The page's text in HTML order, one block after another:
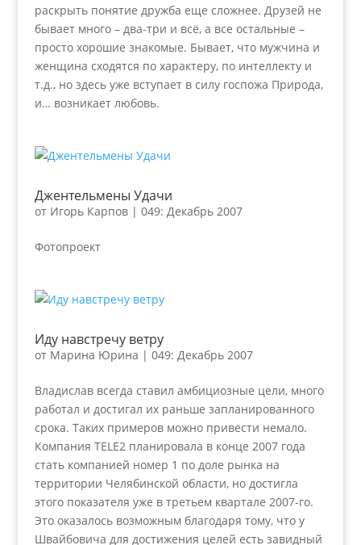
раскрыть понятие дружба еще сложнее. Друзей не
бывает много – два-три и всё, а все остальные –
просто хорошие знакомые. Бывает, что мужчина и
женщина сходятся по характеру, по интеллекту и
т.д., но здесь уже вступает в силу госпожа Природа,
и… возникает любовь.
Джентельмены Удачи
от Игорь Карпов| 049: Декабрь 2007
Фотопроект
Иду навстречу ветру
от Марина Юрина | 049: Декабрь 2007
Владислав всегда ставил амбициозные цели, много
работал и достигал их раньше запланированного
срока. Таких примеров можно привести немало.
Компания TELE2 планировала в конце 2007 года
стать компанией номер 1 по доле рынка на
территории Челябинской области, но достигла
этого показателя уже в третьем квартале 2007-го.
Это оказалось возможным благодаря тому, что у
Швайбовича для достижения целей есть завидный